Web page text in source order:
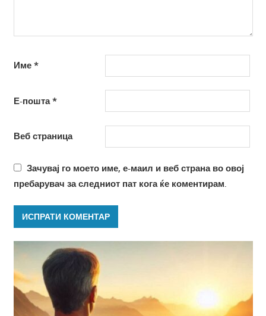
Име *
Е-пошта*
Веб страница
Зачувај го моето име, е-маил и веб страна во овој
пребарувач за следниот пат кога ќе коментирам.